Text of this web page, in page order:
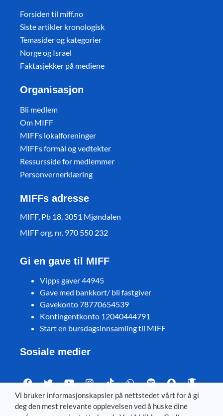
Forsiden til miff.no
Siste artikler kronologisk
Temasider og kategorier
Norge og Israel
Faktasjekker på mediene
Organisasjon
Bli medlem
Om MIFF
MIFFs lokalforeninger
MIFFs formål og vedtekter
Ressursside for medlemmer
Personvernerklæring
MIFFs adresse
MIFF, Pb 18, 3051 Mjøndalen
MIFF org. nr. 970 550 232
Gi en gave til MIFF
Vipps gaver 44945
Gave med bankkort/ bli fastgiver
Gavekonto 78770654539
Kontingentkonto 12040444791
Start en bursdagsinnsamling til MIFF
Sosiale medier
Vi bruker informasjonskapsler på nettstedet vårt for å gi
deg den mest relevante opplevelsen ved å huske dine